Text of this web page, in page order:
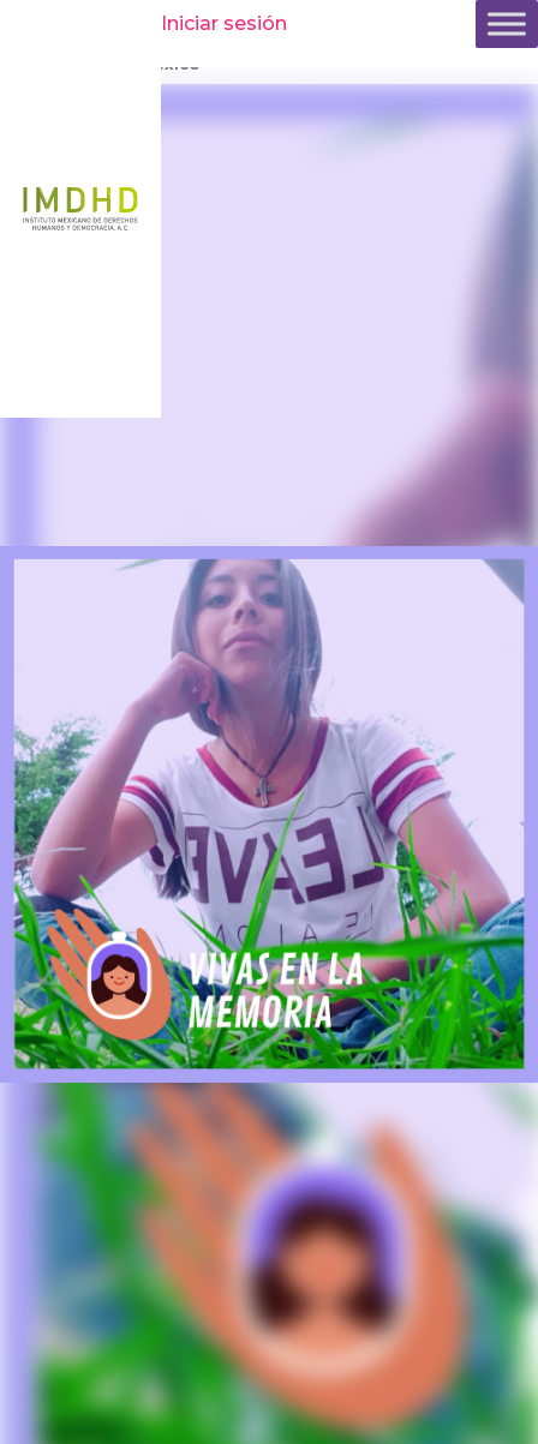
Iniciar sesión
Comunicación»Comunicados y boletines
sentencia más para combatir la impunidad de la violencia
feminicida en México